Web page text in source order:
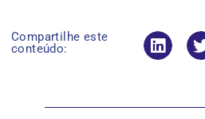
Compartilhe este
conteúdo: